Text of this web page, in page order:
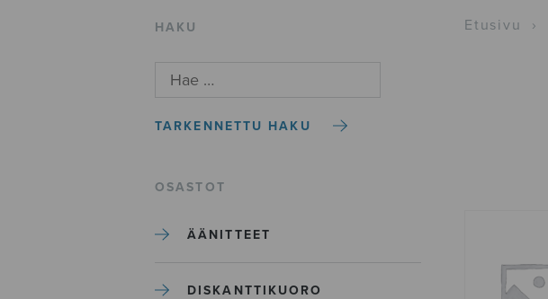
HAKU
TARKENNETTU HAKU
OSASTOT
ÄÄNITTEET
DISKANTTIKUORO
Etusivu ›